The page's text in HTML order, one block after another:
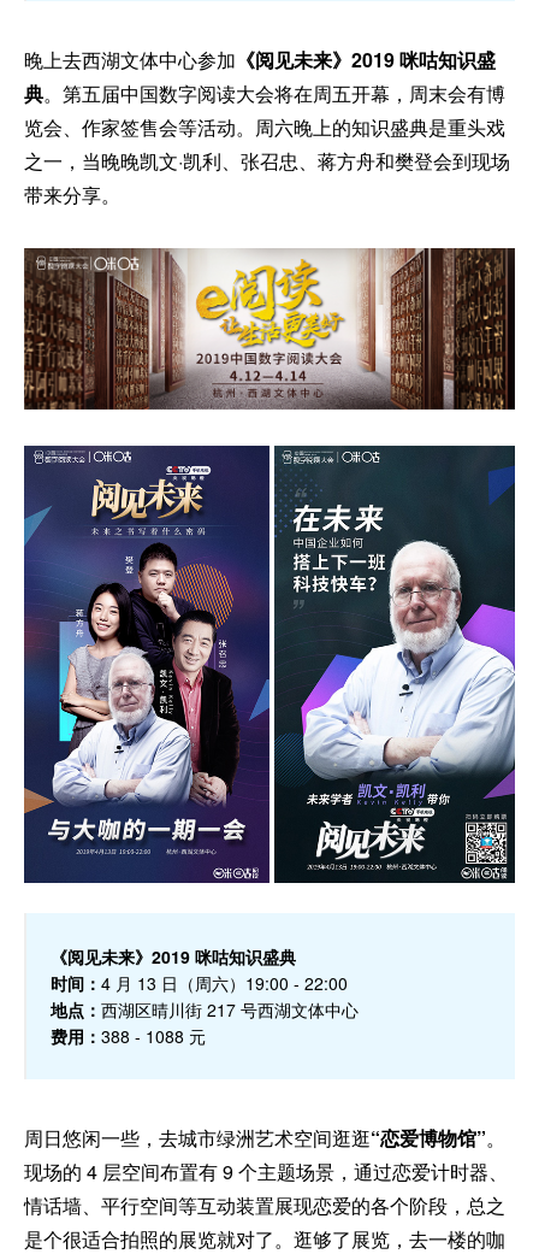
晚上去西湖文体中心参加 《阅见未来》2019 咪咕知识盛
典。第五届中国数字阅读大会将在周五开幕，周末会有博
览会、作家签售会等活动。周六晚上的知识盛典是重头戏
之一，当晚晚凯文·凯利、张召忠、蒋方舟和樊登会到现场
带来分享。
《阅见未来》2019 咪咕知识盛典
时间： 4 月 13 日（周六）19:00 - 22:00
地点： 西湖区晴川街 217 号西湖文体中心
费用： 388 - 1088 元
周日悠闲一些，去城市绿洲艺术空间逛逛“恋爱博物馆”。
现场的 4 层空间布置有 9 个主题场景，通过恋爱计时器、
情话墙、平行空间等互动装置展现恋爱的各个阶段，总之
是个很适合拍照的展览就对了。逛够了展览，去一楼的咖